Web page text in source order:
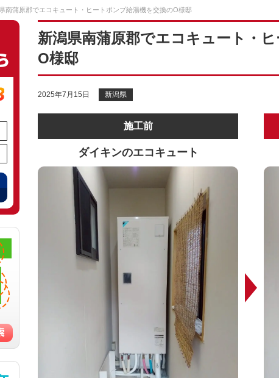
南蒲原郡でエコキュート・ヒートポンプ給湯機を交換のO様邸
新潟県南蒲原郡でエコキュート・
O様邸
2025年7月15日 新潟県
施工前
ダイキンのエコキュート